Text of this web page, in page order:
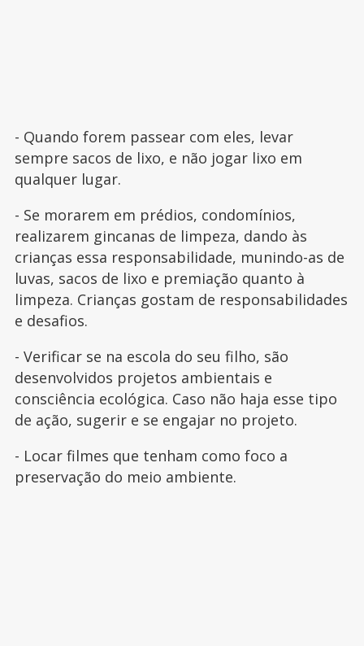
- Quando forem passear com eles, levar
sempre sacos de lixo, e não jogar lixo em
qualquer lugar.
- Se morarem em prédios, condomínios,
realizarem gincanas de limpeza, dando às
crianças essa responsabilidade, munindo-as de
luvas, sacos de lixo e premiação quanto à
limpeza. Crianças gostam de responsabilidades
e desafios.
- Verificar se na escola do seu filho, são
desenvolvidos projetos ambientais e
consciência ecológica. Caso não haja esse tipo
de ação, sugerir e se engajar no projeto.
- Locar filmes que tenham como foco a
preservação do meio ambiente.